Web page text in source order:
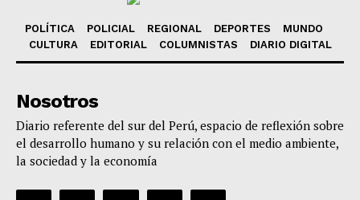
POLÍTICA POLICIAL REGIONAL DEPORTES
MUNDO
CULTURA
EDITORIAL COLUMNISTAS DIARIO DIGITAL
Nosotros
Diario referente del sur del Perú, espacio de reflexión sobre
el desarrollo humano y su relación con el medio ambiente,
la sociedad y la economía